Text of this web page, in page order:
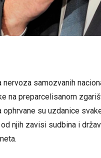
nervoza samozvanih
na preparcelisanom
su uzdanice
njih zavisi sudbina i